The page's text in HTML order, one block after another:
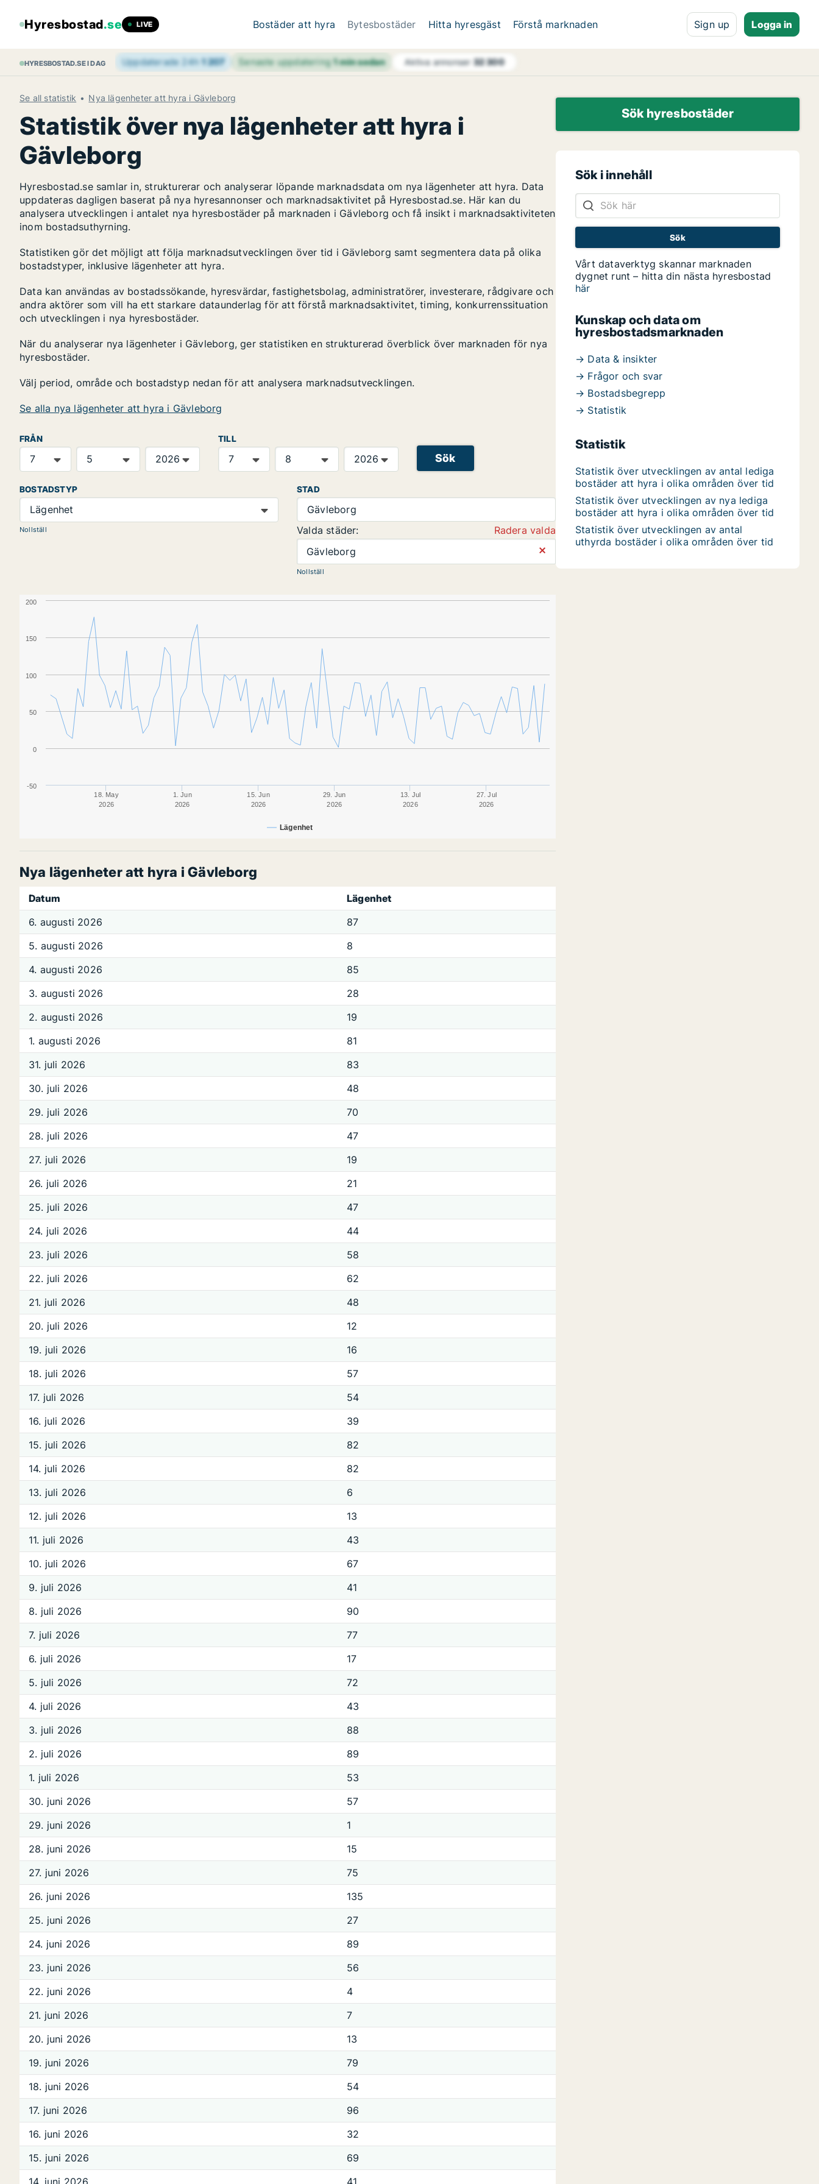
Hyresbostad.se LIVE Bostäder att hyra Bytesbostäder Hitta hyresgäst Förstå marknaden Sign up Logga in
HYRESBOSTAD.SE I DAG Uppdaterade 24h1 207 Senaste uppdatering1 min sedan Aktiva annonser 32 300
Se all statistik Nya lägenheter att hyra i Gävleborg
Statistik över nya lägenheter att hyra i
Gävleborg
Hyresbostad.se samlar in, strukturerar och analyserar löpande marknadsdata om nya lägenheter att hyra. Data
uppdateras dagligen baserat på nya hyresannonser och marknadsaktivitet på Hyresbostad.se. Här kan du
analysera utvecklingen i antalet nya hyresbostäder på marknaden i Gävleborg och få insikt i marknadsaktiviteten
inom bostadsuthyrning.
Statistiken gör det möjligt att följa marknadsutvecklingen över tid i Gävleborg samt segmentera data på olika
bostadstyper, inklusive lägenheter att hyra.
Data kan användas av bostadssökande, hyresvärdar, fastighetsbolag, administratörer, investerare, rådgivare och
andra aktörer som vill ha ett starkare dataunderlag för att förstå marknadsaktivitet, timing, konkurrenssituation
och utvecklingen i nya hyresbostäder.
När du analyserar nya lägenheter i Gävleborg, ger statistiken en strukturerad överblick över marknaden för nya
hyresbostäder.
Välj period, område och bostadstyp nedan för att analysera marknadsutvecklingen.
Se alla nya lägenheter att hyra i Gävleborg
FRÅN TILL
Sök
BOSTADSTYP
Lägenhet
Nollställ
STAD
Gävleborg
Valda städer:
Radera valda
Gävleborg
⨯
Nollställ
Lägenhet
18. May
2026
1. Jun
2026
15. Jun
2026
29. Jun
2026
13. Jul
2026
27. Jul
2026
0
50
100
150
200
-50
Nya lägenheter att hyra i Gävleborg
Datum
Lägenhet
6. augusti 2026
87
5. augusti 2026
8
4. augusti 2026
85
3. augusti 2026
28
2. augusti 2026
19
1. augusti 2026
81
31. juli 2026
83
30. juli 2026
48
29. juli 2026
70
28. juli 2026
47
27. juli 2026
19
26. juli 2026
21
25. juli 2026
47
24. juli 2026
44
23. juli 2026
58
22. juli 2026
62
21. juli 2026
48
20. juli 2026
12
19. juli 2026
16
18. juli 2026
57
17. juli 2026
54
16. juli 2026
39
15. juli 2026
82
14. juli 2026
82
13. juli 2026
6
12. juli 2026
13
11. juli 2026
43
10. juli 2026
67
9. juli 2026
41
8. juli 2026
90
7. juli 2026
77
6. juli 2026
17
5. juli 2026
72
4. juli 2026
43
3. juli 2026
88
2. juli 2026
89
1. juli 2026
53
30. juni 2026
57
29. juni 2026
1
28. juni 2026
15
27. juni 2026
75
26. juni 2026
135
25. juni 2026
27
24. juni 2026
89
23. juni 2026
56
22. juni 2026
4
21. juni 2026
7
20. juni 2026
13
19. juni 2026
79
18. juni 2026
54
17. juni 2026
96
16. juni 2026
32
15. juni 2026
69
14. juni 2026
41
Sök hyresbostäder
Sök i innehåll
Vårt dataverktyg skannar marknaden
dygnet runt – hitta din nästa hyresbostad
här
Kunskap och data om
hyresbostadsmarknaden
→ Data & insikter
→ Frågor och svar
→ Bostadsbegrepp
→ Statistik
Statistik
Statistik över utvecklingen av antal lediga
bostäder att hyra i olika områden över tid
Statistik över utvecklingen av nya lediga
bostäder att hyra i olika områden över tid
Statistik över utvecklingen av antal
uthyrda bostäder i olika områden över tid